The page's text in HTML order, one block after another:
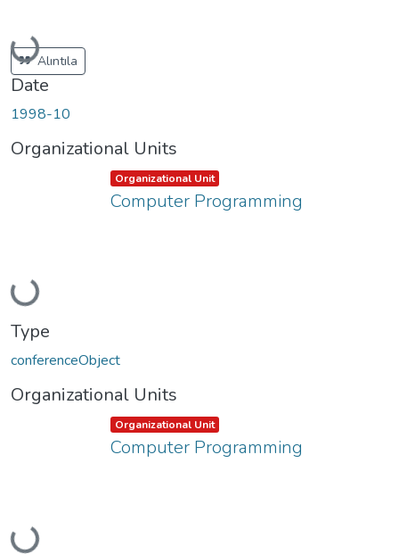
Loading...
Alıntıla
Date
1998-10
Organizational Units
Loading...
Item type:
Organizational Unit ,
Computer Programming
Type
conferenceObject
Organizational Units
Loading...
Item type:
Organizational Unit ,
Computer Programming